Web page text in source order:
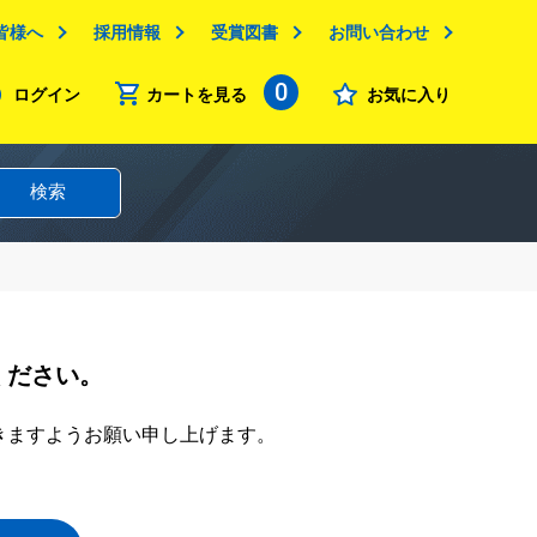
様へ 採用情報 受賞図書 お問い合わせ
ログイン カートを見る 0 お気に入り
検索
さい。
すようお願い申し上げます。